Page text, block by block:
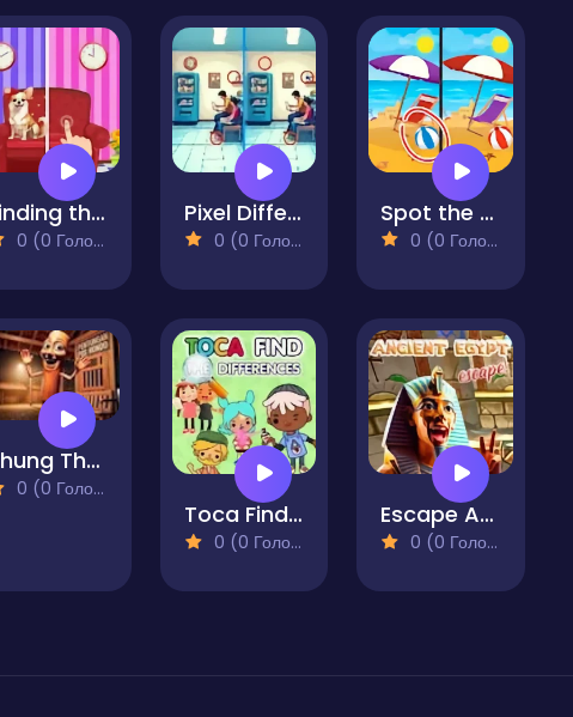
Finding the Differences in the Pictures
0 (0 Голосів)
Pixel Differences
0 (0 Голосів)
Spot the Difference - Seasons
0 (0 Голосів)
Thung Thung Sahur Difference
0 (0 Голосів)
Toca Find The Differences
0 (0 Голосів)
Escape Ancient Egypt
0 (0 Голосів)